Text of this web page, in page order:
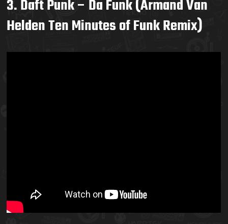
3. Daft Punk – Da Funk (Armand Van
Helden Ten Minutes of Funk Remix)